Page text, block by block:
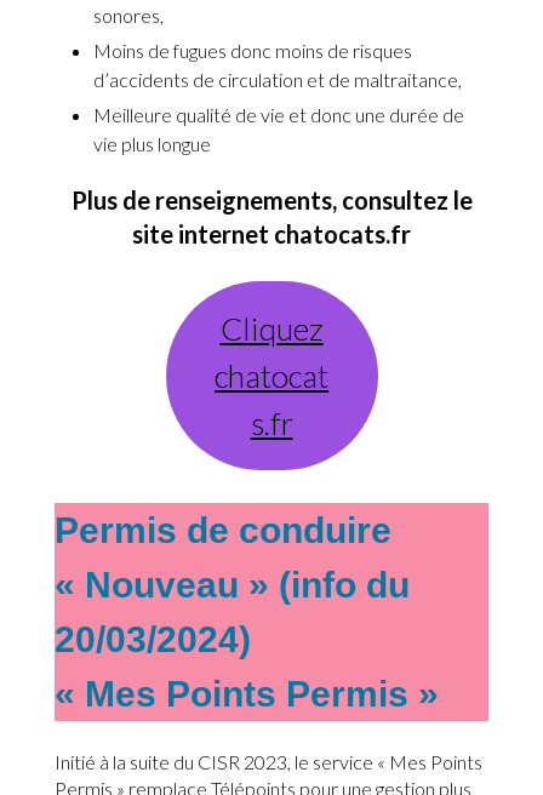
sonores,
Moins de fugues donc moins de risques
d’accidents de circulation et de maltraitance,
Meilleure qualité de vie et donc une durée de
vie plus longue
Plus de renseignements, consultez le
site internet chatocats.fr
Cliquez
chatocat
s.fr
Permis de conduire
« Nouveau » (info du
20/03/2024)
« Mes Points Permis »
Initié à la suite du CISR 2023, le service « Mes Points
Permis » remplace Télépoints pour une gestion plus